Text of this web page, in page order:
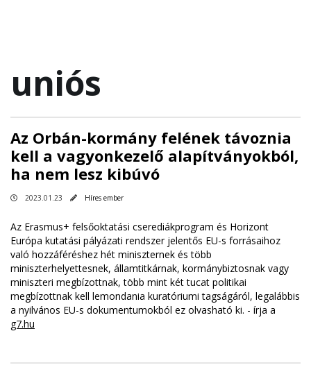
uniós
Az Orbán-kormány felének távoznia
kell a vagyonkezelő alapítványokból,
ha nem lesz kibúvó
2023.01.23 Híres ember
Az Erasmus+ felsőoktatási cserediákprogram és Horizont
Európa kutatási pályázati rendszer jelentős EU-s forrásaihoz
való hozzáféréshez hét miniszternek és több
miniszterhelyettesnek, államtitkárnak, kormánybiztosnak vagy
miniszteri megbízottnak, több mint két tucat politikai
megbízottnak kell lemondania kuratóriumi tagságáról, legalábbis
a nyilvános EU-s dokumentumokból ez olvasható ki. - írja a
g7.hu